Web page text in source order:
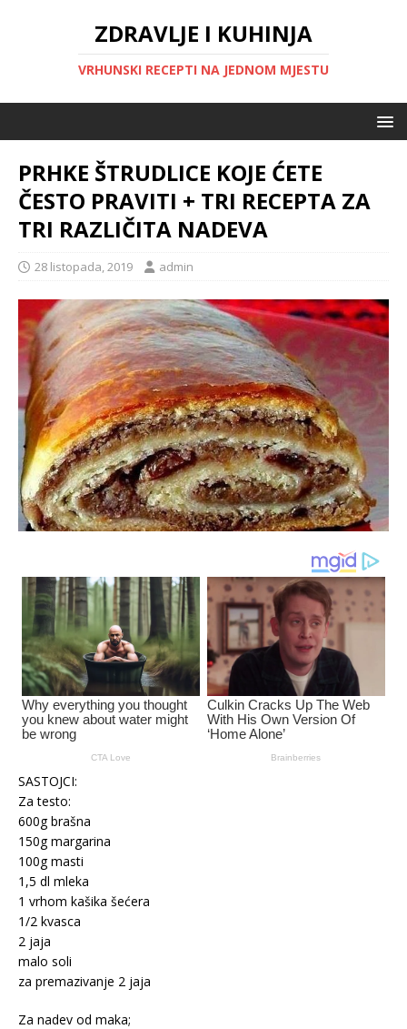
ZDRAVLJE I KUHINJA
VRHUNSKI RECEPTI NA JEDNOM MJESTU
PRHKE ŠTRUDLICE KOJE ĆETE
ČESTO PRAVITI + TRI RECEPTA ZA
TRI RAZLIČITA NADEVA
28 listopada, 2019 admin
SASTOJCI:
Za testo:
600g brašna
150g margarina
100g masti
1,5 dl mleka
1 vrhom kašika šećera
1/2 kvasca
2 jaja
malo soli
za premazivanje 2 jaja
Za nadev od maka;